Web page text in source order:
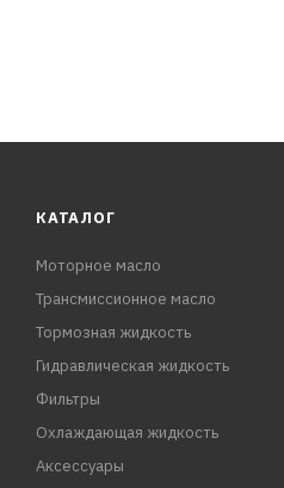
КАТАЛОГ
Моторное масло
Трансмиссионное масло
Тормозная жидкость
Гидравлическая жидкость
Фильтры
Охлаждающая жидкость
Аксессуары